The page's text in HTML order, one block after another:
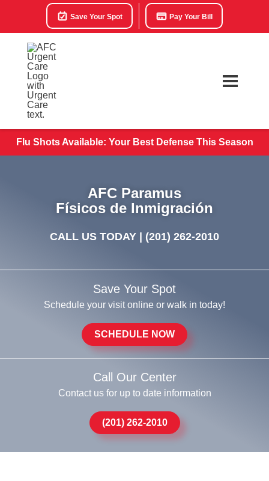
Save Your Spot Pay Your Bill
Flu Shots Available: Your Best Defense This Season
AFC Paramus
Físicos de Inmigración
CALL US TODAY | (201) 262-2010
Save Your Spot
Schedule your visit online or walk in today!
SCHEDULE NOW
Call Our Center
Contact us for up to date information
(201) 262-2010